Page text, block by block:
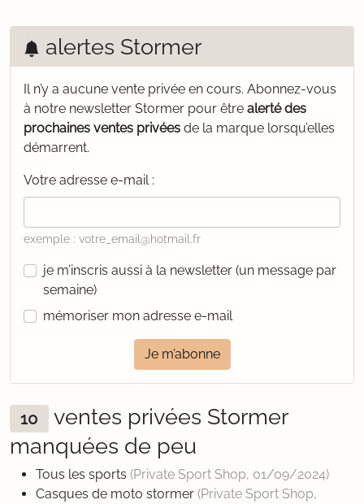
alertes Stormer
Il n’y a aucune vente privée en cours. Abonnez-vous
à notre newsletter Stormer pour être alerté des
prochaines ventes privées de la marque lorsqu’elles
démarrent.
Votre adresse e-mail :
exemple : votre_email@hotmail.fr
je m’inscris aussi à la newsletter (un message par
semaine)
mémoriser mon adresse e-mail
Je m’abonne
10
ventes privées Stormer
manquées de peu
Tous les sports (Private Sport Shop, 01/09/2024)
Casques de moto stormer (Private Sport Shop,